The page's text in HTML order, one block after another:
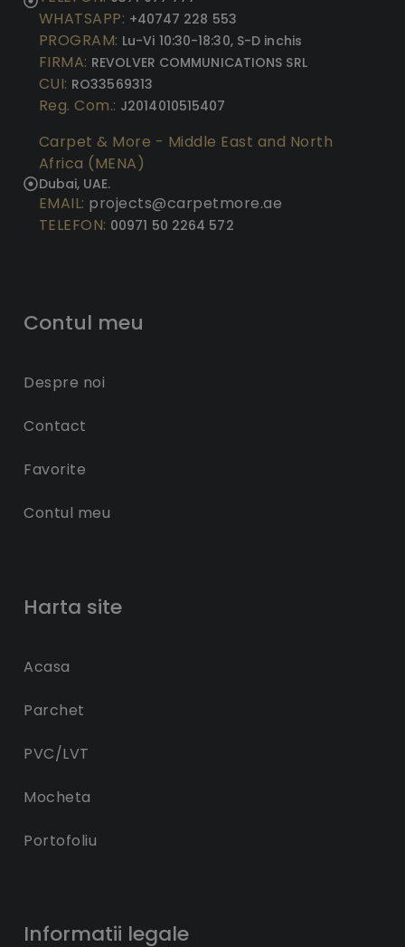
WHATSAPP: +40747 228 553
PROGRAM: Lu-Vi 10:30-18:30, S-D inchis
FIRMA: REVOLVER COMMUNICATIONS SRL
CUI: RO33569313
Reg. Com.: J2014010515407
Carpet & More - Middle East and North
Africa (MENA)
Dubai, UAE.
EMAIL: projects@carpetmore.ae
TELEFON: 00971 50 2264 572
Contul meu
Despre noi
Contact
Favorite
Contul meu
Harta site
Acasa
Parchet
PVC/LVT
Mocheta
Portofoliu
Informatii legale